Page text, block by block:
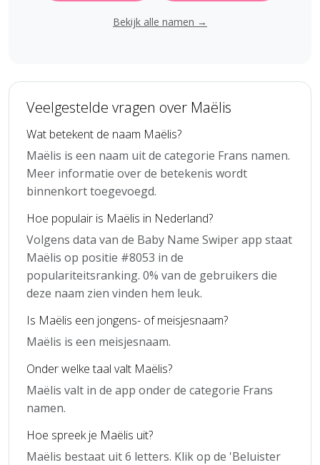
Bekijk alle namen →
Veelgestelde vragen over Maëlis
Wat betekent de naam Maëlis?
Maëlis is een naam uit de categorie Frans namen.
Meer informatie over de betekenis wordt
binnenkort toegevoegd.
Hoe populair is Maëlis in Nederland?
Volgens data van de Baby Name Swiper app staat
Maëlis op positie #8053 in de
populariteitsranking. 0% van de gebruikers die
deze naam zien vinden hem leuk.
Is Maëlis een jongens- of meisjesnaam?
Maëlis is een meisjesnaam.
Onder welke taal valt Maëlis?
Maëlis valt in de app onder de categorie Frans
namen.
Hoe spreek je Maëlis uit?
Maëlis bestaat uit 6 letters. Klik op de 'Beluister